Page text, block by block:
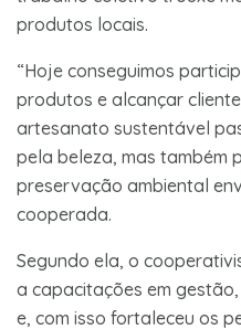
produtos locais.
“Hoje conseguimos
produtos e alcançar
artesanato sustentável
pela beleza, mas também
preservação ambiental
cooperada.
Segundo ela, o
a capacitações em
e, com isso fortaleceu os